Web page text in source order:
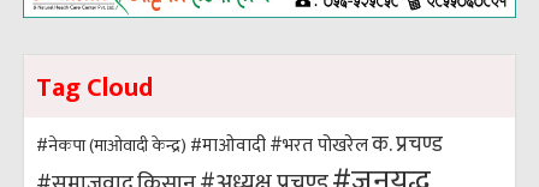
Tag Cloud
#नेकपा (माओवादी केन्द्र) #माओवादी#भरत पोखरेलक. प्रचण्ड